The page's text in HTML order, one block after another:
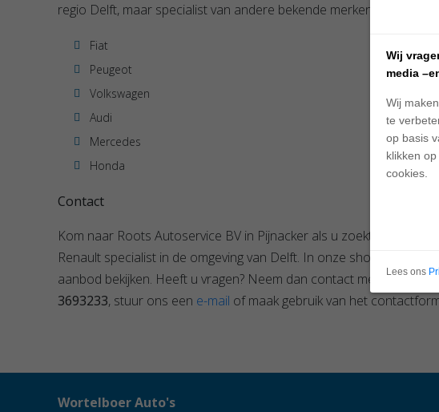
regio Delft, maar specialist van andere bekende merken zoals:
Fiat
Peugeot
Volkswagen
Audi
Mercedes
Honda
Contact
Kom naar Roots Autoservice BV in Pijnacker als u zoekt naar een
Renault specialist in de omgeving van Delft. In onze showroom kunt
aanbod bekijken. Heeft u vragen? Neem dan contact met ons op
3693233, stuur ons een e-mail of maak gebruik van het
Wortelboer Auto's
Wij
media
Wij
te
op basis
klikken
cookies.
Lees ons